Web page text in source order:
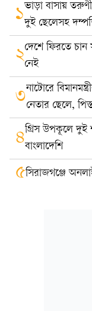
১ভাড়া বাসায়
দুই ছেলেসহ
২দেশে ফিরতে চান
নেই
৩নাটোরে
নেতার ছেলে,
৪গ্রিস উপকূলে দুই
বাংলাদেশি
৫সিরাজগঞ্জে